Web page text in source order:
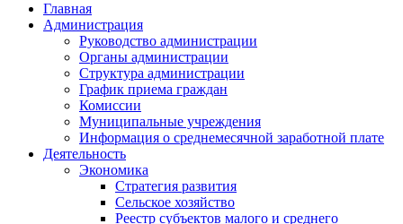
Главная
Администрация
Руководство администрации
Органы администрации
Структура администрации
График приема граждан
Комиссии
Муниципальные учреждения
Информация о среднемесячной заработной плате
Деятельность
Экономика
Стратегия развития
Сельское хозяйство
Реестр субъектов малого и среднего